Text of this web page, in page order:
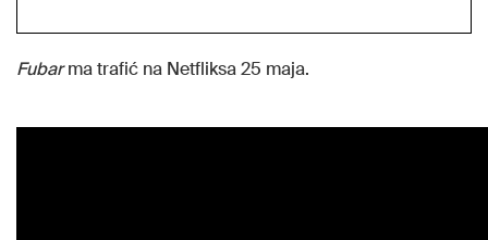
Fubarma trafić na Netfliksa 25 maja.